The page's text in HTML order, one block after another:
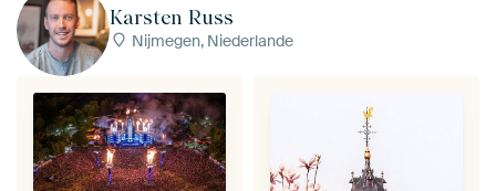
Karsten Russ
Nijmegen, Niederlande